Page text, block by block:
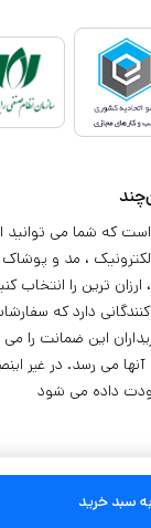
سبد خرید
است که شما می
الکترونیک ، مد و
ترین را انتخاب
دارد که
این ضمانت را
می رسد. در غیر
داده می شود
این‌چند
برای مقاصد
شرکت